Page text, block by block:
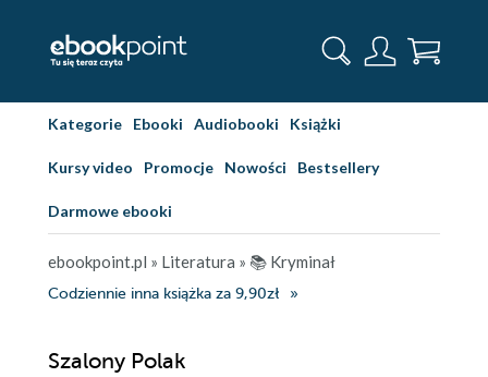
Kategorie Ebooki Audiobooki Książki
Kursy video Promocje Nowości Bestsellery
Darmowe ebooki
ebookpoint.pl » Literatura » 📚 Kryminał
Codziennie inna książka za 9,90zł
Szalony Polak